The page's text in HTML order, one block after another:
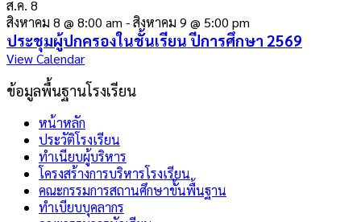
ส.ค. 8
สิงหาคม 8 @ 8:00 am -สิงหาคม 9 @ 5:00 pm
ประชุมผู้ปกครองในชั้นเรียน ปีการศึกษา 2569
View Calendar
ข้อมูลพื้นฐานโรงเรียน
หน้าหลัก
ประวัติโรงเรียน
ทำเนียบผู้บริหาร
โครงสร้างการบริหารโรงเรียน
คณะกรรมการสถานศึกษาขั้นพื้นฐาน
ทำเบียบบุคลากร